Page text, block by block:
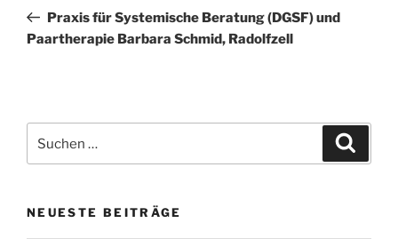
Beitrag
Praxis für Systemische Beratung (DGSF) und
Paartherapie Barbara Schmid, Radolfzell
nach:
NEUESTE BEITRÄGE